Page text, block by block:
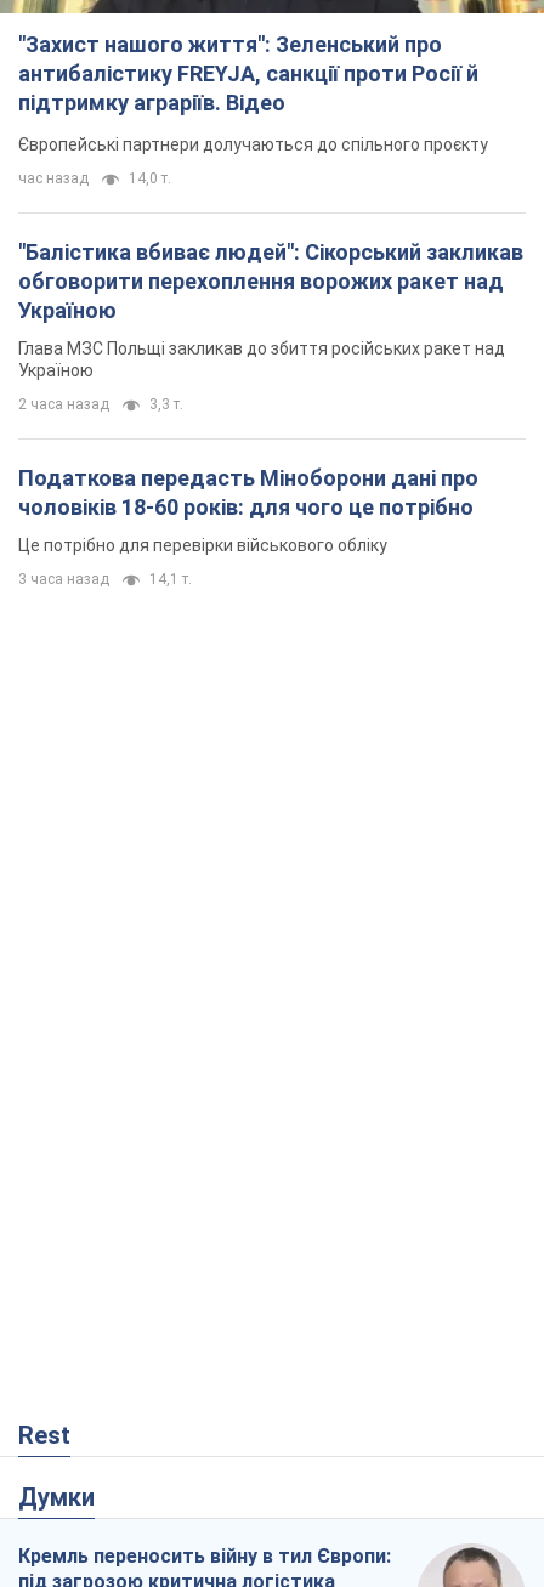
"Захист нашого життя": Зеленський про
антибалістику FREYJA, санкції проти Росії й
підтримку аграріїв. Відео
Європейські партнери долучаються до спільного проєкту
час назад 14,0 т.
"Балістика вбиває людей": Сікорський закликав
обговорити перехоплення ворожих ракет над
Україною
Глава МЗС Польщі закликав до збиття російських ракет над
Україною
2 часа назад 3,3 т.
Податкова передасть Міноборони дані про
чоловіків 18-60 років: для чого це потрібно
Це потрібно для перевірки військового обліку
3 часа назад 14,1 т.
Rest
Думки
Кремль переносить війну в тил Європи:
під загрозою критична логістика